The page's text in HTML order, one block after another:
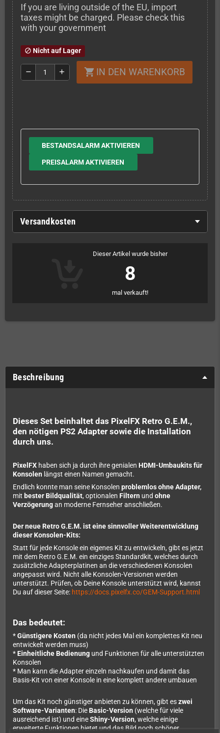
If you are living outside of the EU, import
taxes might be charged. Please check this
with your government
block Nicht auf Lager
remove add shopping_cart IN DEN WARENKORB
BESTANDSALARM AKTIVIEREN
PREISALARM AKTIVIEREN
Versandkosten
Dieser Artikel wurde bisher
8
mal verkauft!
Beschreibung
Dieses Set beinhaltet das PixelFX Retro G.E.M.,
den nötigen PS2 Adapter sowie die Installation
durch uns.
PixelFX haben sich ja durch ihre genialen HDMI-Umbaukits für
Konsolen längst einen Namen gemacht.
Endlich konnte man seine Konsolen problemlos ohne Adapter,
mit bester Bildqualität, optionalen Filtern und ohne
Verzögerungan moderne Fernseher anschließen.
Der neue Retro G.E.M. ist eine sinnvoller Weiterentwicklung
dieser Konsolen-Kits:
Statt für jede Konsole ein eigenes Kit zu entwickeln, gibt es jetzt
mit dem Retro G.E.M. ein einziges Standardkit, welches durch
zusätzliche Adapterplatinen an die verschiedenen Konsolen
angepasst wird. Nicht alle Konsolen-Versionen werden
unterstützt. Prüfen, ob Deine Konsole unterstützt wird, kannst
Du auf dieser Seite: https://docs.pixelfx.co/GEM-Support.html
Das bedeutet:
*Günstigere Kosten (da nicht jedes Mal ein komplettes Kit neu
entwickelt werden muss)
* Einheitliche Bedienung und Funktionen für alle unterstützten
Konsolen
* Man kann die Adapter einzeln nachkaufen und damit das
Basis-Kit von einer Konsole in eine komplett andere umbauen
Um das Kit noch günstiger anbieten zu können, gibt eszwei
Software-Varianten: Die Basic-Version (welche für viele
ausreichend ist) und eineShiny-Version, welche einige
erweiterte Funktionen bietet und das Bild noch schöner